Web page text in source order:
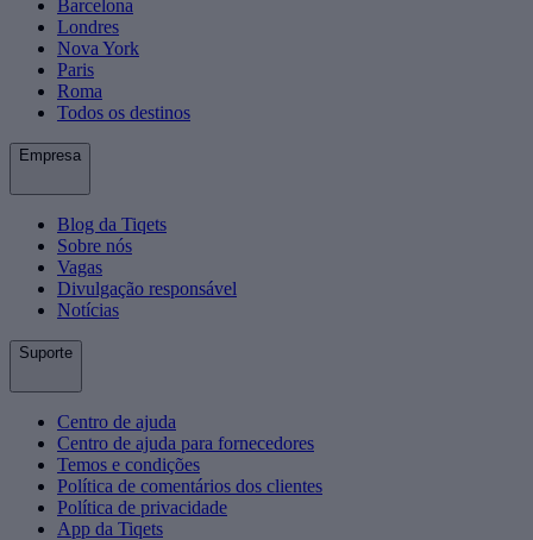
Barcelona
Londres
Nova York
Paris
Roma
Todos os destinos
Empresa
Blog da Tiqets
Sobre nós
Vagas
Divulgação responsável
Notícias
Suporte
Centro de ajuda
Centro de ajuda para fornecedores
Temos e condições
Política de comentários dos clientes
Política de privacidade
App da Tiqets